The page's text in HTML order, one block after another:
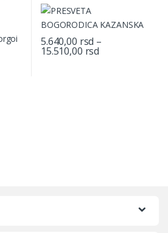
variants. The options may be chosen
5.640,00 rsd –
15.510,00 rsd
This product has multiple